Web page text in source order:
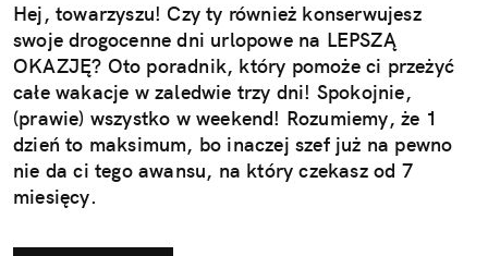
Hej, towarzyszu! Czy ty również konserwujesz
swoje drogocenne dni urlopowe na LEPSZĄ
OKAZJĘ? Oto poradnik, który pomoże ci przeżyć
całe wakacje w zaledwie trzy dni! Spokojnie,
(prawie) wszystko w weekend! Rozumiemy, że 1
dzień to maksimum, bo inaczej szef już na pewno
nie da ci tego awansu, na który czekasz od 7
miesięcy.